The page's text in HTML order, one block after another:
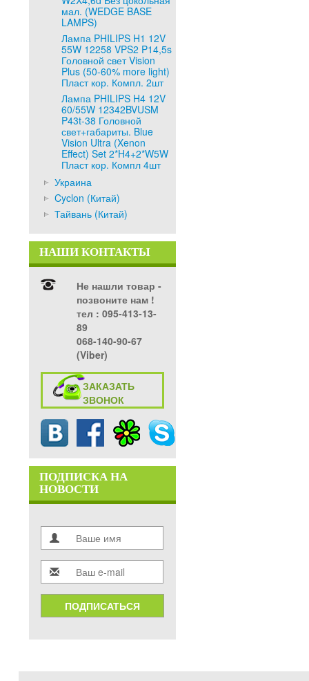
мал. (WEDGE BASE
LAMPS)
Лампа PHILIPS H1 12V
55W 12258 VPS2 P14,5s
Головной свет Vision
Plus (50-60% more light)
Пласт кор. Компл. 2шт
Лампа PHILIPS H4 12V
60/55W 12342BVUSM
P43t-38 Головной
свет+габариты. Blue
Vision Ultra (Xenon
Effect) Set 2*H4+2*W5W
Пласт кор. Компл 4шт
Украина
Cyclon (Китай)
Тайвань (Китай)
НАШИ КОНТАКТЫ
Не нашли товар -
позвоните нам !
тел ‎: 095-413-13-
89
068-140-90-67
(Viber)
ЗАКАЗАТЬ
ЗВОНОК
ПОДПИСКА НА
НОВОСТИ
ПОДПИСАТЬСЯ